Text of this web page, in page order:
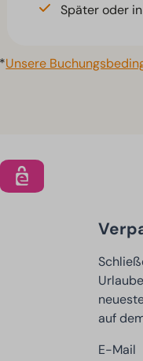
Später oder
*Unsere
auf
E-Mail